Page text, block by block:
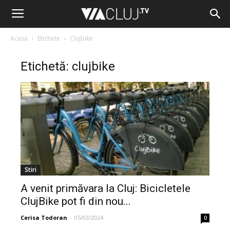
Acasă Etichete Clujbike
Etichetă: clujbike
Stiri
A venit primăvara la Cluj: Bicicletele
ClujBike pot fi din nou...
Cerisa Todoran - 05/03/2024 0